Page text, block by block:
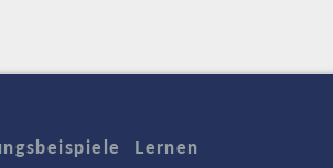
Lernen